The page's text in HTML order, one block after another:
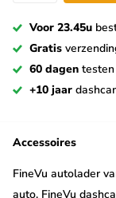
Voor 23.45u
Gratis
60 dagen
+10 jaar
Accessoires
FineVu autolader
auto. FineVu